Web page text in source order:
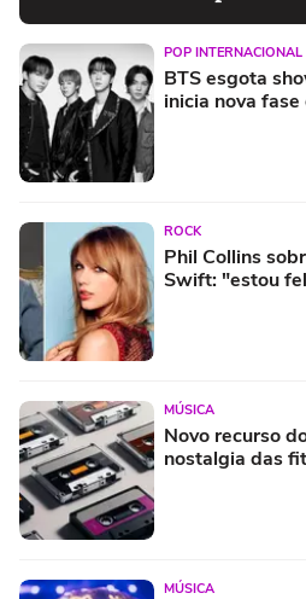
POP INTERNACIONAL
BTS esgota
inicia nova
ROCK
Phil Collins
Swift: "estou
MÚSICA
Novo recurso
nostalgia das
MÚSICA